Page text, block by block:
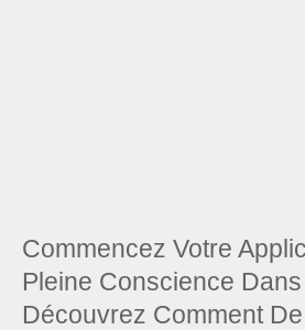
Commencez Votre
Pleine Conscience
Découvrez Comment